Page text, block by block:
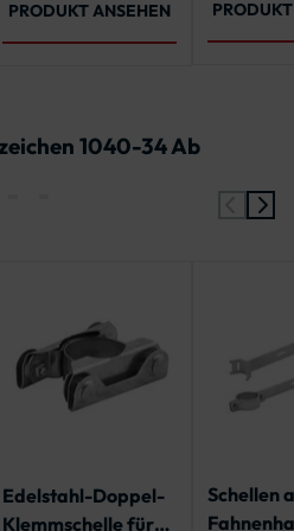
3250 mm, 3500
4000 mm, 4250
PRODUKT ANSEHEN
1040-34 Ab
Edelstahl-Doppel-
Klemmschelle für
Schellen